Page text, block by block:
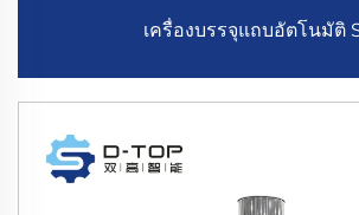
เครื่องบรรจุแถบอัตโนมัติ